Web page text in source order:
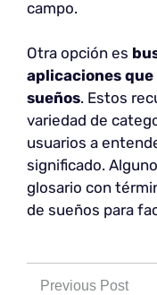
campo.
Otra opción es
aplicaciones
sueños. Estos
variedad de
usuarios a
significado.
glosario con
de sueños para
Previous Post